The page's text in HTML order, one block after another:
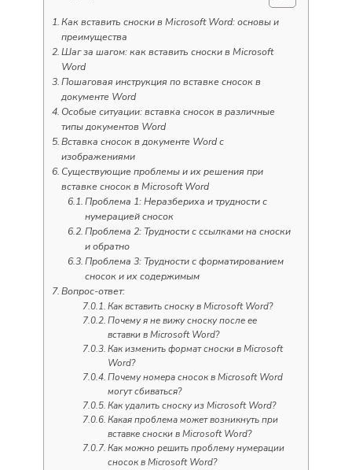
Как вставить сноски в Microsoft Word: основы и
преимущества
Шаг за шагом: как вставить сноски в Microsoft
Word
Пошаговая инструкция по вставке сносок в
документе Word
Особые ситуации: вставка сносок в различные
типы документов Word
Вставка сносок в документе Word с
изображениями
Существующие проблемы и их решения при
вставке сносок в Microsoft Word
Проблема 1: Неразбериха и трудности с
нумерацией сносок
Проблема 2: Трудности с ссылками на сноски
и обратно
Проблема 3: Трудности с форматированием
сносок и их содержимым
Вопрос-ответ:
Как вставить сноску в Microsoft Word?
Почему я не вижу сноску после ее
вставки в Microsoft Word?
Как изменить формат сноски в Microsoft
Word?
Почему номера сносок в Microsoft Word
могут сбиваться?
Как удалить сноску из Microsoft Word?
Какая проблема может возникнуть при
вставке сноски в Microsoft Word?
Как можно решить проблему нумерации
сносок в Microsoft Word?